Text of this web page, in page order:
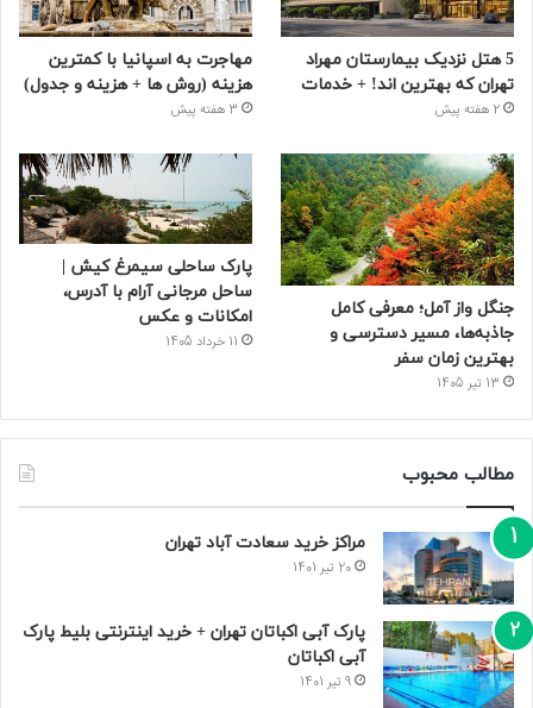
5 هتل نزدیک بیمارستان مهراد
تهران که بهترین‌ اند! + خدمات
2 هفته پیش
مهاجرت به اسپانیا با کمترین
هزینه (روش ها + هزینه و جدول)
3 هفته پیش
جنگل واز آمل؛ معرفی کامل
جاذبه‌ها، مسیر دسترسی و
بهترین زمان سفر
13 تیر 1405
پارک ساحلی سیمرغ کیش |
ساحل مرجانی آرام با آدرس،
امکانات و عکس
11 خرداد 1405
مطالب محبوب
مراکز خرید سعادت‌ آباد تهران
20 تیر 1401
پارک آبی اکباتان تهران + خرید اینترنتی بلیط پارک
آبی اکباتان
9 تیر 1401